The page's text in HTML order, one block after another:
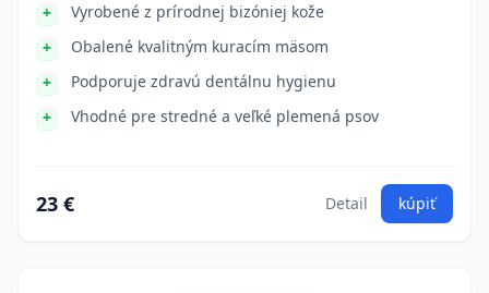
Vyrobené z prírodnej bizóniej kože
Obalené kvalitným kuracím mäsom
Podporuje zdravú dentálnu hygienu
Vhodné pre stredné a veľké plemená psov
23 € Detail kúpiť